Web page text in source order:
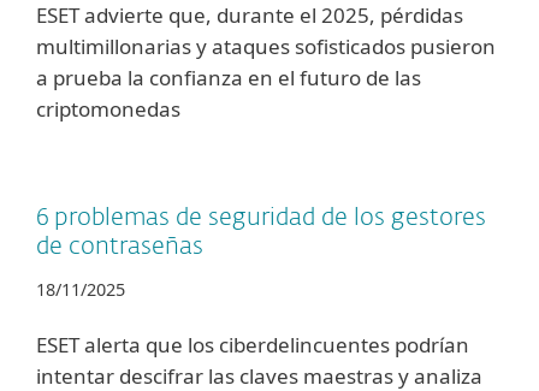
ESET advierte que, durante el 2025, pérdidas
multimillonarias y ataques sofisticados pusieron
a prueba la confianza en el futuro de las
criptomonedas
6 problemas de seguridad de los gestores
de contraseñas
18/11/2025
ESET alerta que los ciberdelincuentes podrían
intentar descifrar las claves maestras y analiza